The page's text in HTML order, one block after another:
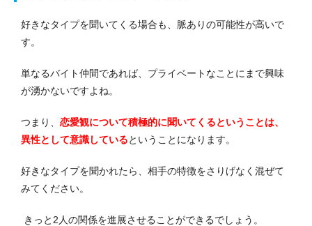
好きなタイプを聞いてくる場合も、脈ありの可能性が高いで
す。
単なるバイト仲間であれば、プライベートなことにまで興味
が湧かないですよね。
つまり、 恋愛観について積極的に聞いてくるということは、
異性として意識しているということになります。
好きなタイプを聞かれたら、相手の特徴をさりげなく混ぜて
みてください。
きっと2人の関係を進展させることができるでしょう。